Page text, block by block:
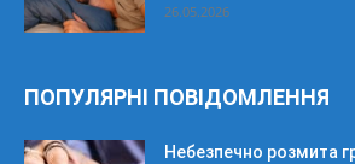
26.05.2026
ПОПУЛЯРНІ ПОВІДОМЛЕННЯ
Небезпечно розмита